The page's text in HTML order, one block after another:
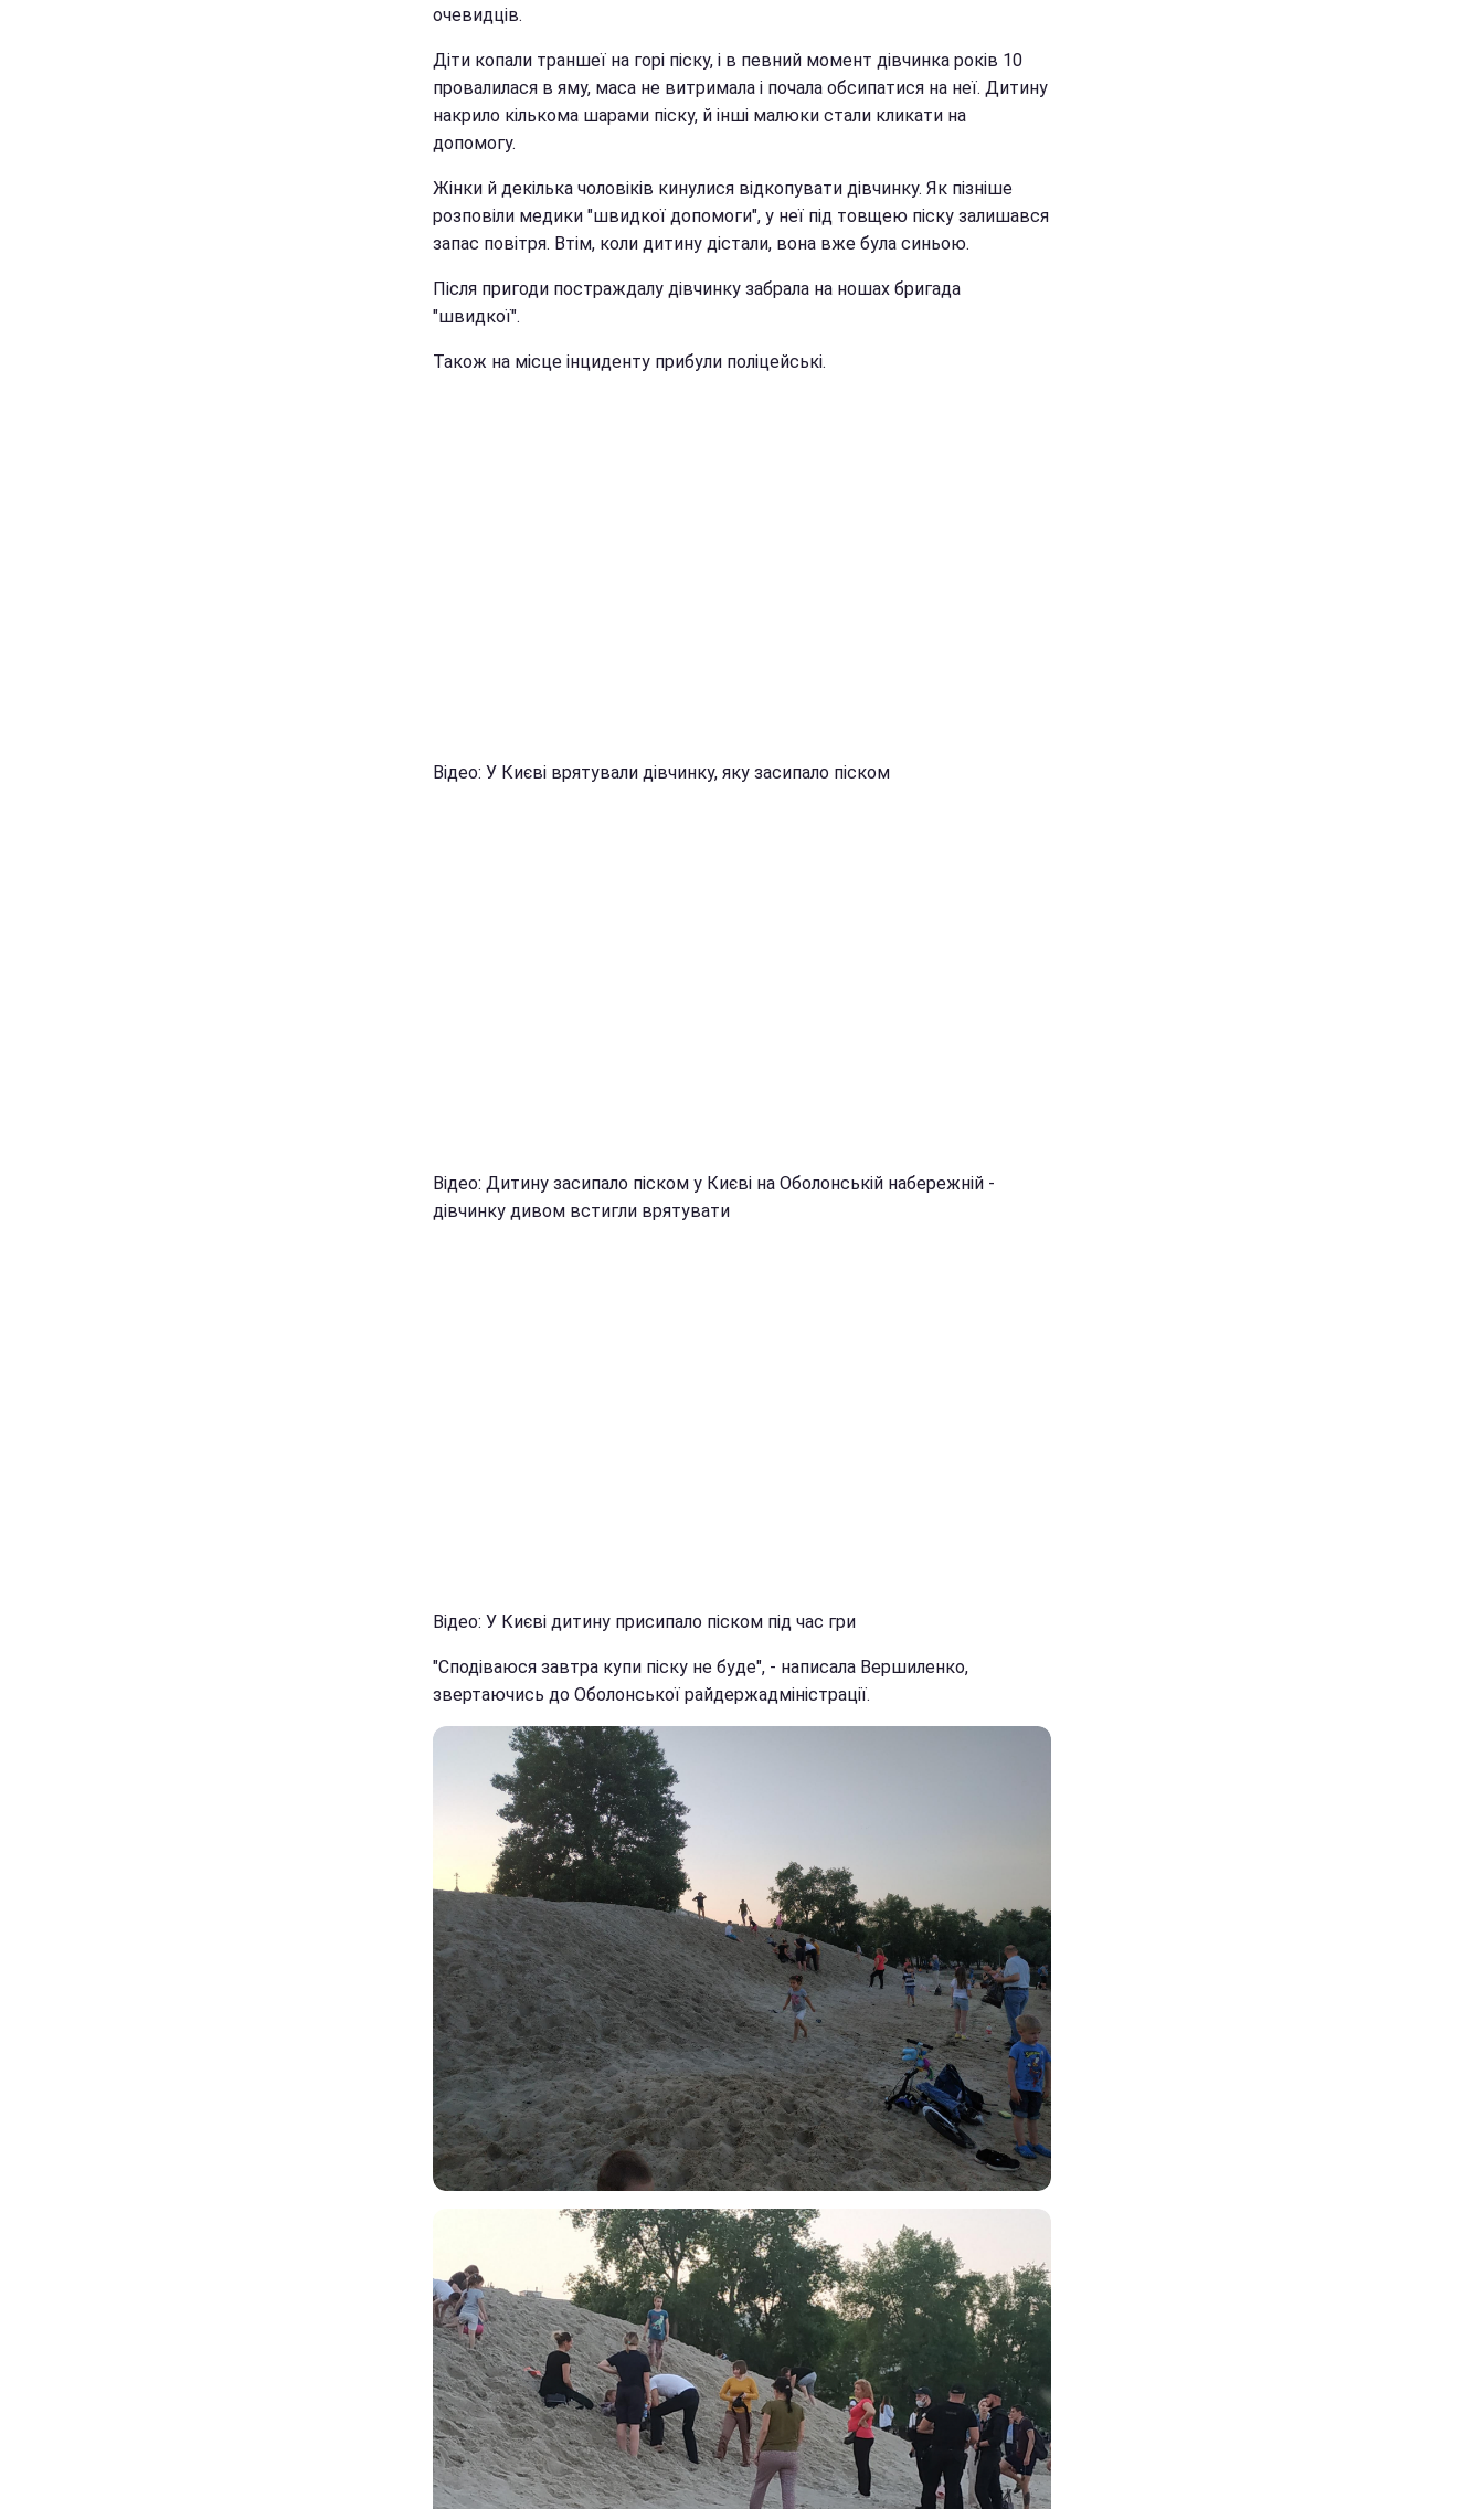
очевидців.
Діти копали траншеї на горі піску, і в певний момент дівчинка років 10
провалилася в яму, маса не витримала і почала обсипатися на неї. Дитину
накрило кількома шарами піску, й інші малюки стали кликати на
допомогу.
Жінки й декілька чоловіків кинулися відкопувати дівчинку. Як пізніше
розповіли медики "швидкої допомоги", у неї під товщею піску залишався
запас повітря. Втім, коли дитину дістали, вона вже була синьою.
Після пригоди постраждалу дівчинку забрала на ношах бригада
"швидкої".
Також на місце інциденту прибули поліцейські.
Відео: У Києві врятували дівчинку, яку засипало піском
Відео: Дитину засипало піском у Києві на Оболонській набережній -
дівчинку дивом встигли врятувати
Відео: У Києві дитину присипало піском під час гри
"Сподіваюся завтра купи піску не буде", - написала Вершиленко,
звертаючись до Оболонської райдержадміністрації.